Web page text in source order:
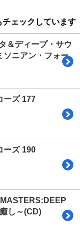
ェックしています
＆ディープ・サウ
ソニアン・フォー
ーズ 177
ーズ 190
し～(CD)